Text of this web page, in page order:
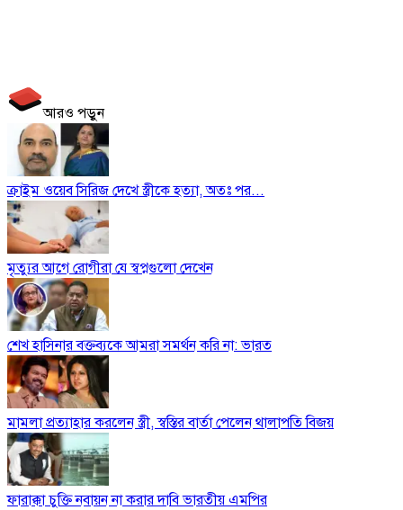
আরও পড়ুন
ক্রাইম ওয়েব সিরিজ দেখে স্ত্রীকে হত্যা, অতঃ পর...
মৃত্যুর আগে রোগীরা যে স্বপ্নগুলো দেখেন
শেখ হাসিনার বক্তব্যকে আমরা সমর্থন করি না: ভারত
মামলা প্রত্যাহার করলেন স্ত্রী, স্বস্তির বার্তা পেলেন থালাপতি বিজয়
ফারাক্কা চুক্তি নবায়ন না করার দাবি ভারতীয় এমপির